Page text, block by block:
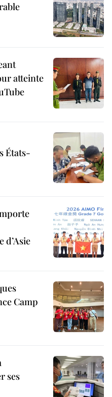
atteinte
États-
d’Asie
Camp
ses